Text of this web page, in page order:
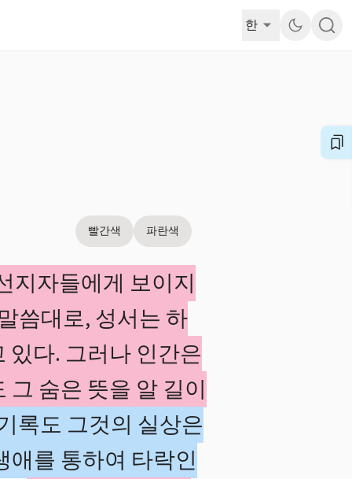
한
빨간색 파란색
지자들에게 보이지
씀대로, 성서는 하
다. 그러나 인간은
숨은 뜻을 알 길이
록도 그것의 실상은
애를 통하여 타락인